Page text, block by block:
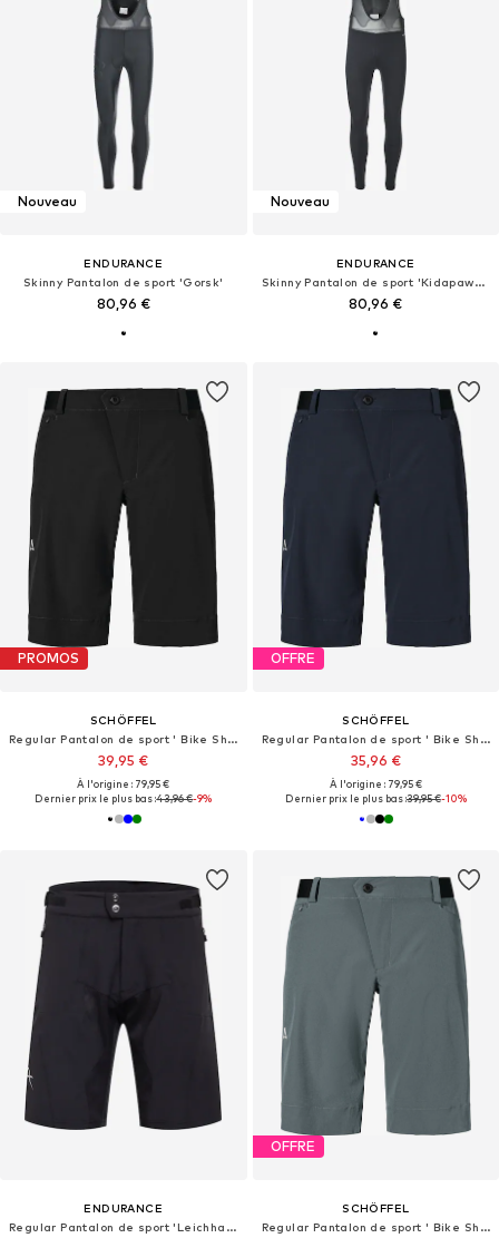
Nouveau
ENDURANCE
Skinny Pantalon de sport 'Gorsk'
80,96 €
Nouveau
ENDURANCE
Skinny Pantalon de sport 'Kidapawan'
80,96 €
PROMOS
SCHÖFFEL
Regular Pantalon de sport ' Bike Shorts Style Keitele MNS '
39,95 €
À l'origine : 79,95 €
Dernier prix le plus bas :43,96 €-9%
OFFRE
SCHÖFFEL
Regular Pantalon de sport ' Bike Shorts Style Keitele MNS '
35,96 €
À l'origine : 79,95 €
Dernier prix le plus bas :39,95 €-10%
ENDURANCE
Regular Pantalon de sport 'Leichhardt'
OFFRE
SCHÖFFEL
Regular Pantalon de sport ' Bike Shorts Style Keitele MNS '